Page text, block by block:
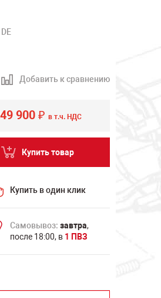
Добавить к сравнению
900 ₽ в т.ч. НДС
Купить товар
Купить в один клик
Самовывоз: завтра,
после 18:00, в 1 ПВЗ